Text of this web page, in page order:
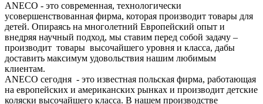
ANECO - это современная, технологически
усовершенствованная фирма, которая производит товары для
детей. Опираясь на многолетний Европейский опыт и
внедряя научный подход, мы ставим перед собой задачу –
производит товары высочайшего уровня и класса, дабы
доставить максимум удовольствия нашим любимым
клиентам.
ANECO сегодня - это известная польская фирма, работающая
на европейских и американских рынках и производит детские
коляски высочайшего класса. В нашем производстве